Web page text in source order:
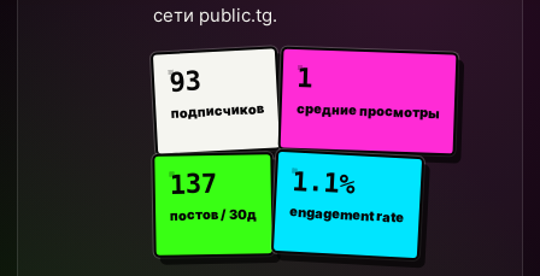
сети public.tg.
93
подписчиков
1
средние просмотры
137
постов / 30д
1.1%
engagement rate